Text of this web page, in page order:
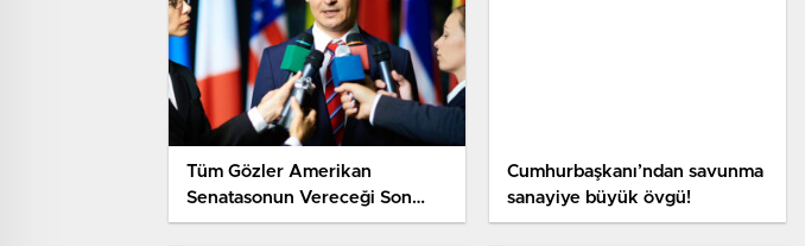
Tüm Gözler Amerikan
Senatasonun Vereceği Son
Kararda
Cumhurbaşkanı’ndan savunma
sanayiye büyük övgü!